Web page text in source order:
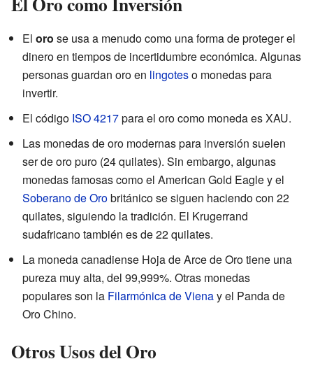
El oro se usa a menudo como una forma de proteger el
dinero en tiempos de incertidumbre económica. Algunas
personas guardan oro en lingoteso monedas para
invertir.
El código ISO 4217para el oro como moneda es XAU.
Las monedas de oro modernas para inversión suelen
ser de oro puro (24 quilates). Sin embargo, algunas
monedas famosas como el American Gold Eagle y el
Soberano de Orobritánico se siguen haciendo con 22
quilates, siguiendo la tradición. El Krugerrand
sudafricano también es de 22 quilates.
La moneda canadiense Hoja de Arce de Oro tiene una
pureza muy alta, del 99,999%. Otras monedas
populares son la Filarmónica de Vienay el Panda de
Oro Chino.
Otros Usos del Oro